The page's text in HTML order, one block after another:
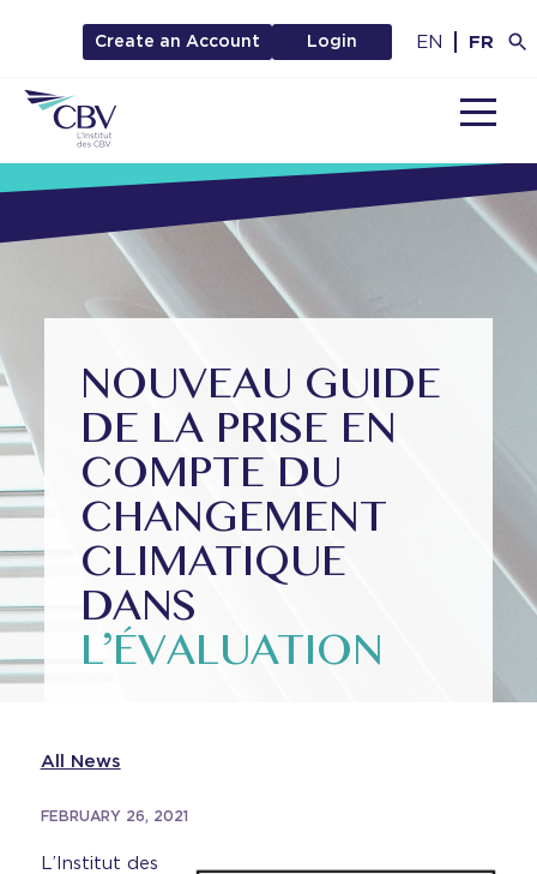
Create an Account Login EN FR
NOUVEAU GUIDE
DE LA PRISE EN
COMPTE DU
CHANGEMENT
CLIMATIQUE
DANS
L’ÉVALUATION
All News
FEBRUARY 26, 2021
L’Institut des